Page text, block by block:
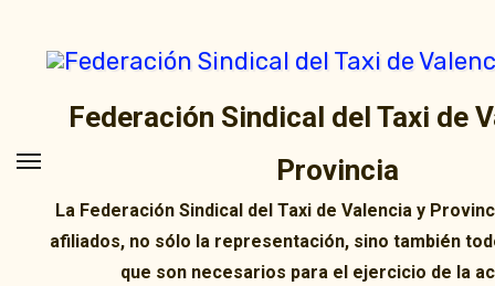
contenido
Federación Sindical del Taxi de
Provincia
La Federación Sindical del Taxi de Valencia y
afiliados, no sólo la representación, sino también
que son necesarios para el ejercicio de la